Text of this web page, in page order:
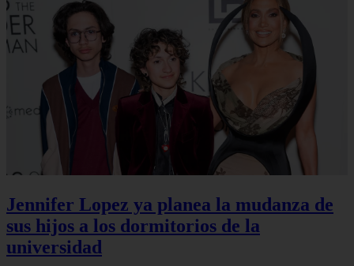
Jennifer Lopez ya planea la mudanza de
sus hijos a los dormitorios de la
universidad